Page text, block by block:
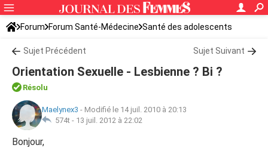
Forum Forum Santé-Médecine Santé des adolescents
Sujet Précédent Sujet Suivant
Orientation Sexuelle - Lesbienne ? Bi ?
Résolu
Maelynex3 - Modifié le 14 juil. 2010 à 20:13
574t - 13 juil. 2012 à 22:02
Bonjour,